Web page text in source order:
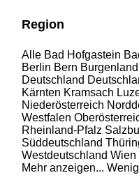
Region
Alle Bad Hofgastein
Berlin Bern Burgenland
Deutschland
Kärnten Kramsach
Niederösterreich
Westfalen
Rheinland-Pfalz
Süddeutschland
Westdeutschland Wien
Mehr anzeigen...